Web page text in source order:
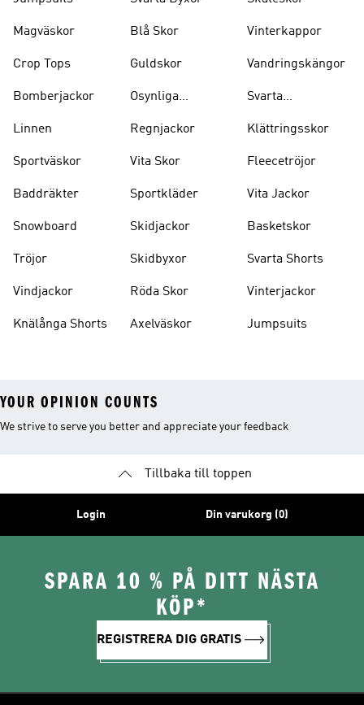
Magväskor
Crop Tops
Bomberjackor
Linnen
Sportväskor
Baddräkter
Snowboard
Tröjor
Vindjackor
Knälånga Shorts
Blå Skor
Guldskor
Osynliga
Regnjackor
Vita Skor
Sportkläder
Skidjackor
Skidbyxor
Röda Skor
Axelväskor
Vinterkappor
Vandringskängor
Svarta
Klättringsskor
Fleecetröjor
Vita Jackor
Basketskor
Svarta Shorts
Vinterjackor
Jumpsuits
YOUR OPINION COUNTS
We strive to serve you better and appreciate your feedback
Tillbaka till toppen
Login Din varukorg (0)
SPARA 10 % PÅ DITT NÄSTA
KÖP*
REGISTRERA DIG GRATIS